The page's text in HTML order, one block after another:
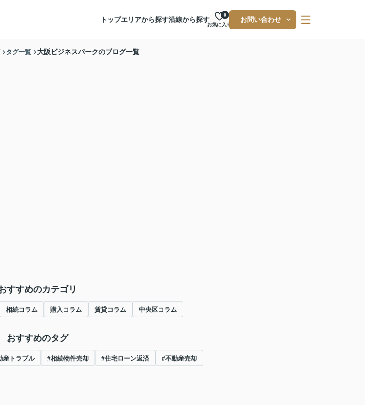
トップエリアから探す沿線から探す
お気に入り
0
お問い合わせ
タグ一覧 大阪ビジネスパークのブログ一覧
すすめのカテゴリ
相続コラム 購入コラム 賃貸コラム 中央区コラム
おすすめのタグ
産トラブル #相続物件売却 #住宅ローン返済 #不動産売却